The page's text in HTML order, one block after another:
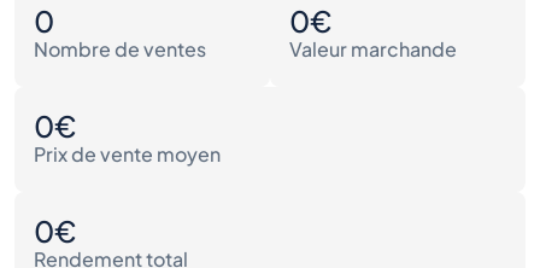
0
Nombre de ventes
0€
Valeur marchande
0€
Prix de vente moyen
0€
Rendement total